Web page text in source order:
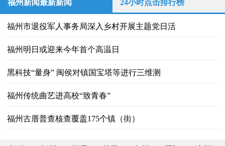
福州新闻最新新闻 24小时点击排行榜
福州市退役军人事务局深入乡村开展主题党日活
福州明日或迎来今年首个高温日
黑科技“量身” 闽侯对镇国宝塔等进行三维测
福州传统曲艺进高校“致青春”
福州古厝普查核查覆盖175个镇（街）